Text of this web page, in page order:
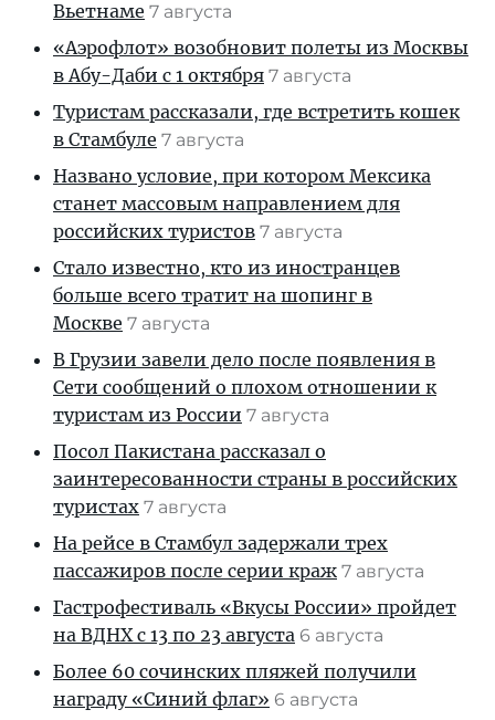
Вьетнаме 7 августа
«Аэрофлот» возобновит полеты из Москвы
в Абу-Даби с 1 октября 7 августа
Туристам рассказали, где встретить кошек
в Стамбуле 7 августа
Названо условие, при котором Мексика
станет массовым направлением для
российских туристов 7 августа
Стало известно, кто из иностранцев
больше всего тратит на шопинг в
Москве 7 августа
В Грузии завели дело после появления в
Сети сообщений о плохом отношении к
туристам из России 7 августа
Посол Пакистана рассказал о
заинтересованности страны в российских
туристах 7 августа
На рейсе в Стамбул задержали трех
пассажиров после серии краж 7 августа
Гастрофестиваль «Вкусы России» пройдет
на ВДНХ с 13 по 23 августа 6 августа
Более 60 сочинских пляжей получили
награду «Синий флаг» 6 августа